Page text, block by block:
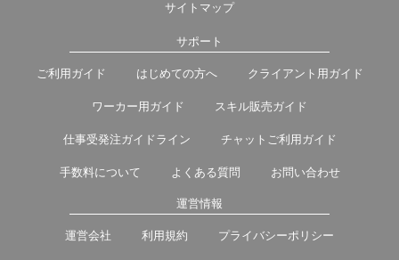
サイトマップ
サポート
ご利用ガイド はじめての方へ クライアント用ガイド
ワーカー用ガイド スキル販売ガイド
仕事受発注ガイドライン チャットご利用ガイド
手数料について よくある質問 お問い合わせ
運営情報
運営会社 利用規約 プライバシーポリシー